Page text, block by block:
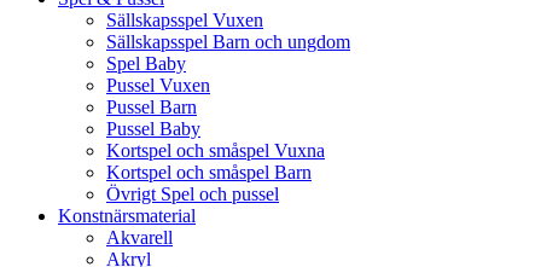
Sällskapsspel Vuxen
Sällskapsspel Barn och ungdom
Spel Baby
Pussel Vuxen
Pussel Barn
Pussel Baby
Kortspel och småspel Vuxna
Kortspel och småspel Barn
Övrigt Spel och pussel
Konstnärsmaterial
Akvarell
Akryl